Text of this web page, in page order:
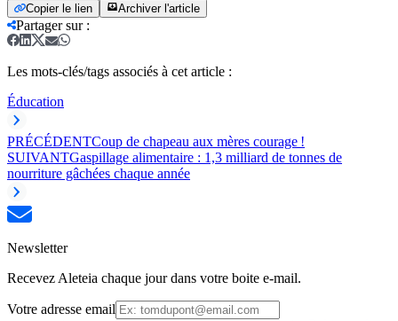
Copier le lien Archiver l'article
Partager sur:
Les mots-clés/tags associés à cet article :
Éducation
PRÉCÉDENTCoup de chapeau aux mères courage !
SUIVANTGaspillage alimentaire : 1,3 milliard de tonnes de
nourriture gâchées chaque année
Newsletter
Recevez Aleteia chaque jour dans votre boite e-mail.
Votre adresse email